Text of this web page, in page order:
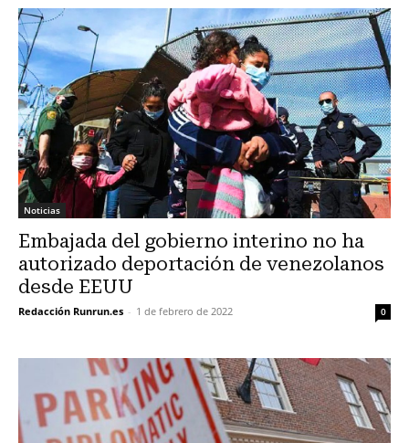
Noticias
Embajada del gobierno interino no ha
autorizado deportación de venezolanos
desde EEUU
Redacción Runrun.es - 1 de febrero de 2022 0